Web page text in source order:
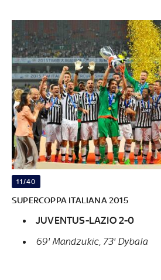
11/40
SUPERCOPPA ITALIANA 2015
JUVENTUS-LAZIO 2-0
69' Mandzukic, 73' Dybala